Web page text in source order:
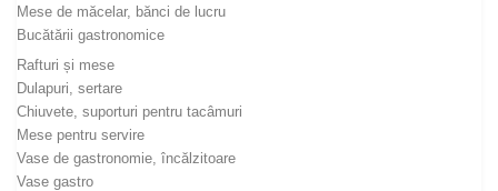
Mese de măcelar, bănci de lucru
Bucătării gastronomice
Rafturi și mese
Dulapuri, sertare
Chiuvete, suporturi pentru tacâmuri
Mese pentru servire
Vase de gastronomie, încălzitoare
Vase gastro